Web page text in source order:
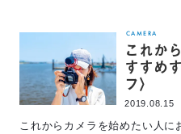
CAMERA
これか
すすめ
フ〉
2019.08.15
これからカメラを始めたい人に